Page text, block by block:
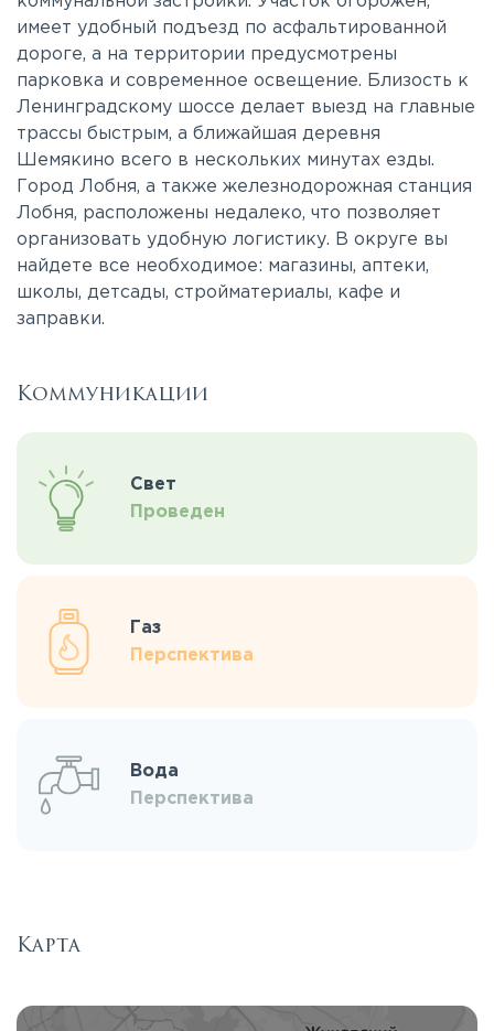
имеет удобный подъезд по асфальтированной
дороге, а на территории предусмотрены
парковка и современное освещение. Близость к
Ленинградскому шоссе делает выезд на главные
трассы быстрым, а ближайшая деревня
Шемякино всего в нескольких минутах езды.
Город Лобня, а также железнодорожная станция
Лобня, расположены недалеко, что позволяет
организовать удобную логистику. В округе вы
найдете все необходимое: магазины, аптеки,
школы, детсады, стройматериалы, кафе и
заправки.
Коммуникации
Свет
Проведен
Газ
Перспектива
Вода
Перспектива
Карта